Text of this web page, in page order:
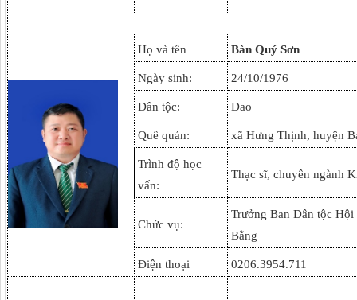
Họ và tên Bàn Quý Sơn
Ngày sinh: 24/10/1976
Dân tộc: Dao
Quê quán: xã Hưng Thịnh, huyện
Trình độ học
vấn:
Thạc sĩ, chuyên ngành
Chức vụ:
Trưởng Ban Dân tộc
Bằng
Điện thoại 0206.3954.711